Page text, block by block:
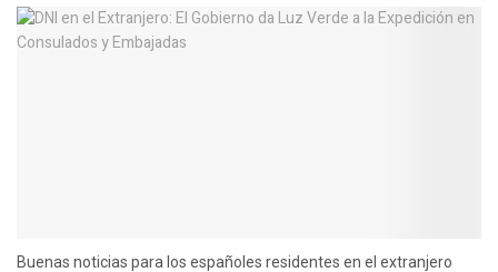
Buenas noticias para los españoles residentes en el extranjero